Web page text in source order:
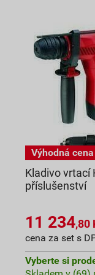
Kladivo vrtací
příslušenství
11 234,80
cena za set s
Vyberte si